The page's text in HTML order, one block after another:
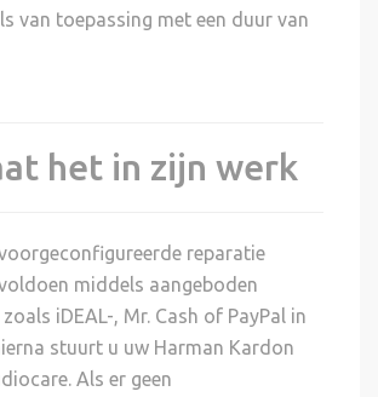
van toepassing met een duur van
het in zijn werk
reparatie
middels aangeboden
iDEAL-, Mr. Cash of PayPal in
stuurt u uw Harman Kardon
Als er geen